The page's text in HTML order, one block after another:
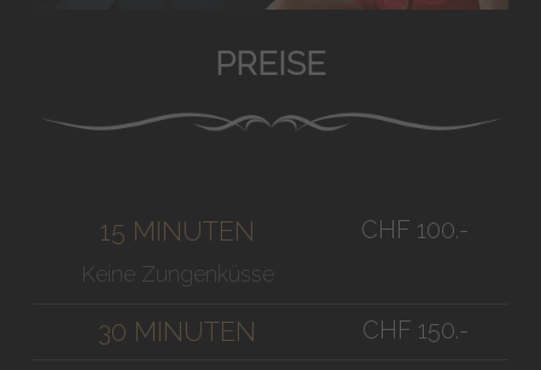
PREISE
15 MINUTEN
Keine Zungenküsse
CHF 100.-
30 MINUTEN CHF 150.-